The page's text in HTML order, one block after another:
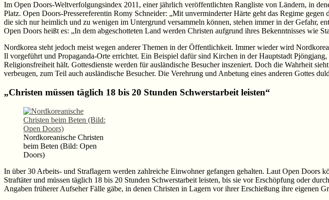
Im Open Doors-Weltverfolgungsindex 2011, einer jährlich veröffentlichten Rangliste von Ländern, in
Platz. Open Doors-Pressereferentin Romy Schneider: „Mit unverminderter Härte geht das Regime
die sich nur heimlich und zu wenigen im Untergrund versammeln können, stehen immer in der Gefahr,
Open Doors heißt es: „In dem abgeschotteten Land werden Christen aufgrund ihres Bekenntnisses wie
Nordkorea steht jedoch meist wegen anderer Themen in der Öffentlichkeit. Immer wieder wird
Il vorgeführt und Propaganda-Orte errichtet. Ein Beispiel dafür sind Kirchen in der Hauptstadt
Religionsfreiheit hält. Gottesdienste werden für ausländische Besucher inszeniert. Doch die Wahrheit
verbeugen, zum Teil auch ausländische Besucher. Die Verehrung und Anbetung eines anderen Gottes
„Christen müssen täglich 18 bis 20 Stunden Schwerstarbeit leisten“
Nordkoreanische Christen
beim Beten (Bild: Open
Doors)
In über 30 Arbeits- und Straflagern werden zahlreiche Einwohner gefangen gehalten. Laut Open Doors
Straftäter und müssen täglich 18 bis 20 Stunden Schwerstarbeit leisten, bis sie vor Erschöpfung oder
Angaben früherer Aufseher Fälle gäbe, in denen Christen in Lagern vor ihrer Erschießung ihre eigenen